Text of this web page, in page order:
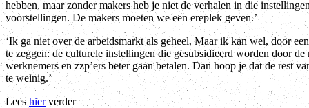
hebben, maar zonder makers heb je niet de verhalen in die
voorstellingen. De makers moeten we een ereplek geven.’
‘Ik ga niet over de arbeidsmarkt als geheel. Maar ik kan wel, door
te zeggen: de culturele instellingen die gesubsidieerd worden door
werknemers en zzp’ers beter gaan betalen. Dan hoop je dat de rest
te weinig.’
Lees hierverder